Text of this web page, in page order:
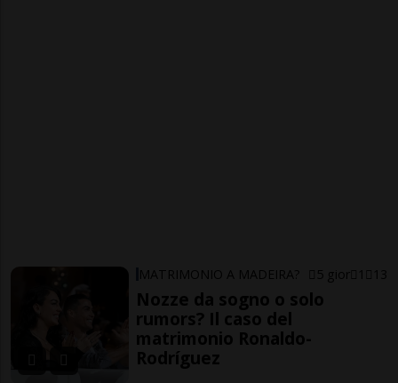
MATRIMONIO A MADEIRA? 5 gior 1 13
Nozze da sogno o solo
rumors? Il caso del
matrimonio Ronaldo-
Rodríguez